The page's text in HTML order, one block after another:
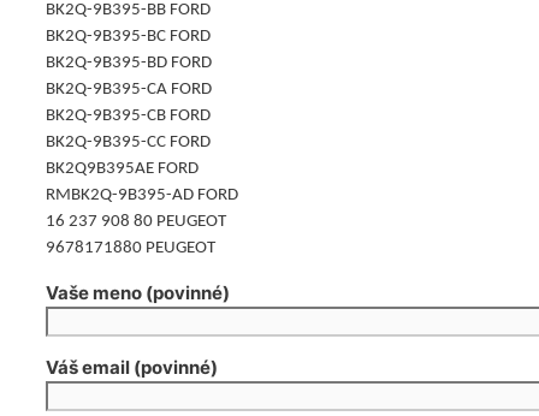
BK2Q-9B395-BB FORD
BK2Q-9B395-BC FORD
BK2Q-9B395-BD FORD
BK2Q-9B395-CA FORD
BK2Q-9B395-CB FORD
BK2Q-9B395-CC FORD
BK2Q9B395AE FORD
RMBK2Q-9B395-AD FORD
16 237 908 80 PEUGEOT
9678171880 PEUGEOT
Vaše meno (povinné)
Váš email (povinné)